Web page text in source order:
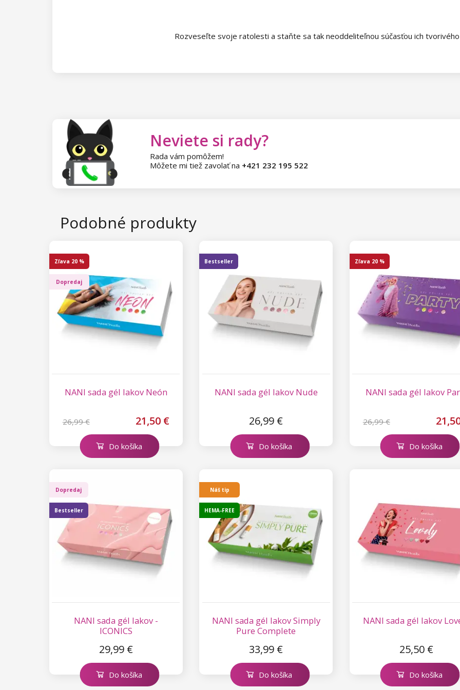
Rozveseľte svoje ratolesti a staňte sa tak neoddeliteľnou súčasťou ich
Neviete si rady?
Rada vám pomôžem!
Môžete mi tiež zavolať na +421 232 195 522
Podobné produkty
NANI sada gél lakov Neón
26,99 € 21,50 €
Zľava 20 %
Dopredaj
Do košíka
NANI sada gél lakov Nude
26,99 €
Bestseller
Do košíka
NANI sada gél lakov
26,99 €
Zľava 20 %
Do košíka
NANI sada gél lakov -
ICONICS
29,99 €
Dopredaj
Bestseller
Do košíka
NANI sada gél lakov Simply
Pure Complete
33,99 €
Náš tip
HEMA-FREE
Do košíka
NANI sada gél lakov
25,50 €
Do košíka